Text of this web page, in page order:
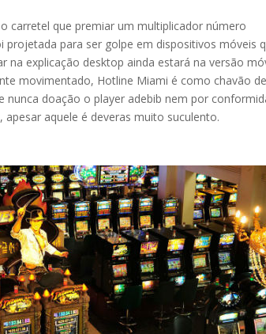
carretel que premiar um multiplicador número
projetada para ser golpe em dispositivos móveis
na explicação desktop ainda estará na versão
movimentado, Hotline Miami é como chavão de
nunca doação o player adebib nem por
aquele é deveras muito suculento.